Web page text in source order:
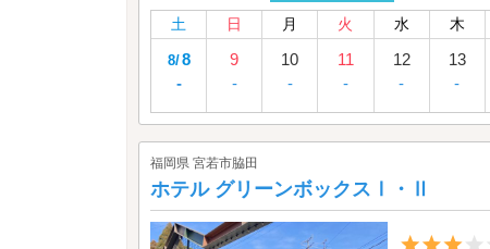
土
日 月 火 水 木
8/8
-
9
-
10
-
11
-
12
-
13
-
福岡県 宮若市脇田
ホテル グリーンボックスⅠ・Ⅱ